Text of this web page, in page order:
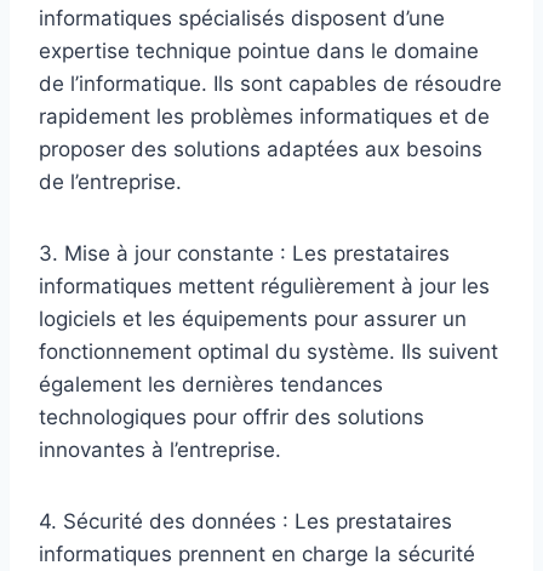
informatiques spécialisés disposent d’une
expertise technique pointue dans le domaine
de l’informatique. Ils sont capables de résoudre
rapidement les problèmes informatiques et de
proposer des solutions adaptées aux besoins
de l’entreprise.
3. Mise à jour constante : Les prestataires
informatiques mettent régulièrement à jour les
logiciels et les équipements pour assurer un
fonctionnement optimal du système. Ils suivent
également les dernières tendances
technologiques pour offrir des solutions
innovantes à l’entreprise.
4. Sécurité des données : Les prestataires
informatiques prennent en charge la sécurité